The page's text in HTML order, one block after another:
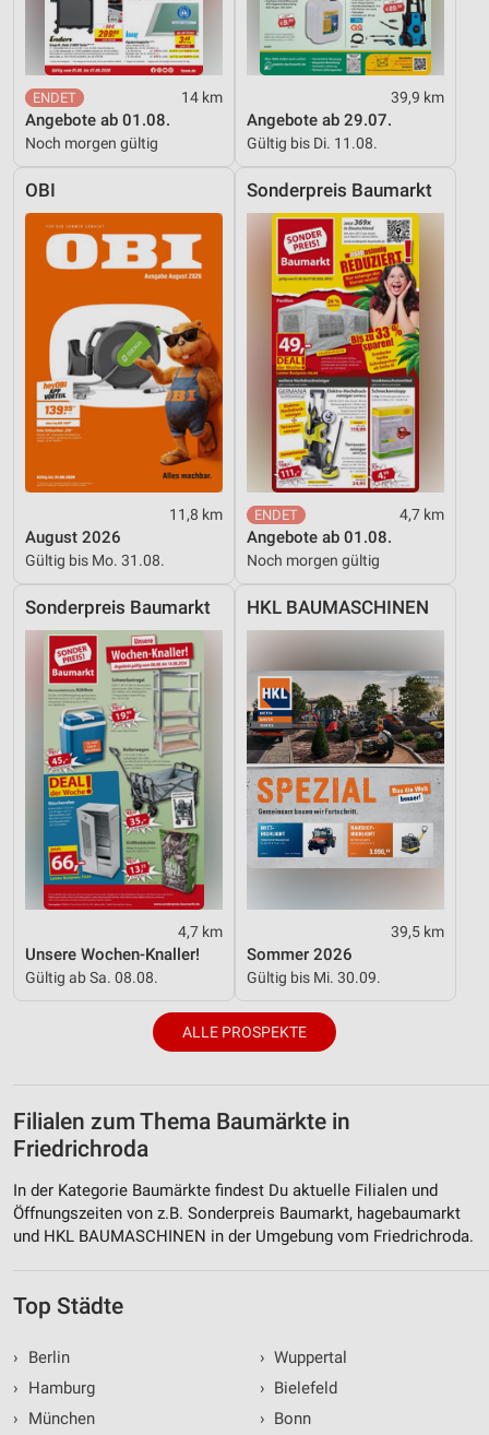
14 km
Angebote ab 01.08.
Noch morgen gültig
39,9 km
Angebote ab 29.07.
Gültig bis Di. 11.08.
OBI
11,8 km
August 2026
Gültig bis Mo. 31.08.
Sonderpreis Baumarkt
4,7 km
Angebote ab 01.08.
Noch morgen gültig
Sonderpreis Baumarkt
4,7 km
Unsere Wochen-Knaller!
Gültig ab Sa. 08.08.
HKL BAUMASCHINEN
39,5 km
Sommer 2026
Gültig bis Mi. 30.09.
ALLE PROSPEKTE
Filialen zum Thema Baumärkte in
Friedrichroda
In der Kategorie Baumärkte findest Du aktuelle Filialen und
Öffnungszeiten von z.B. Sonderpreis Baumarkt, hagebaumarkt
und HKL BAUMASCHINEN in der Umgebung vom Friedrichroda.
Top Städte
›
Berlin
›
Hamburg
›
München
› Wuppertal
› Bielefeld
› Bonn
Werbung